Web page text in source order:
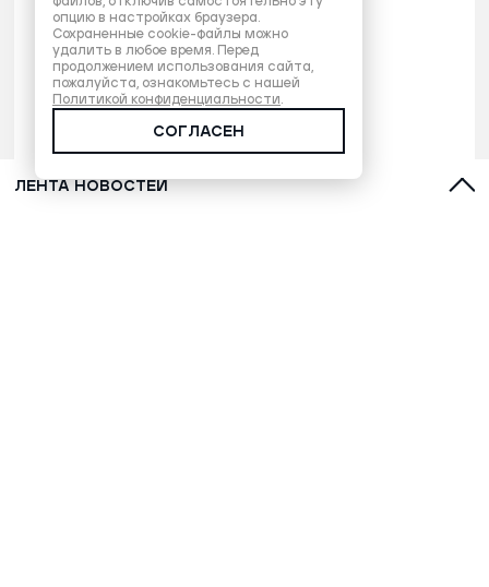
ЛЕНТА НОВОСТЕЙ
опцию в настройках браузера.
Сохраненные cookie-файлы можно
удалить в любое время. Перед
продолжением использования сайта,
пожалуйста, ознакомьтесь с нашей
Политикой конфиденциальности.
СОГЛАСЕН